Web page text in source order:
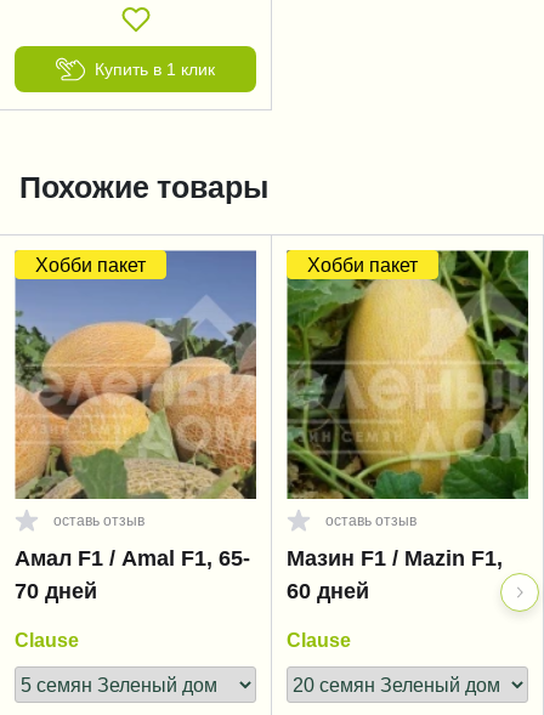
Купить в 1 клик
Похожие товары
Хобби пакет
оставь отзыв
Амал F1 / Amal F1, 65-
70 дней
Clause
Хобби пакет
оставь отзыв
Мазин F1 / Mazin F1,
60 дней
Clause